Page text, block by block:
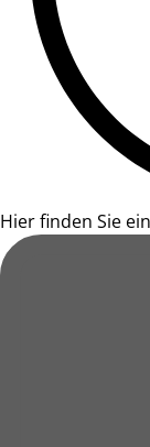
Hier finden Sie